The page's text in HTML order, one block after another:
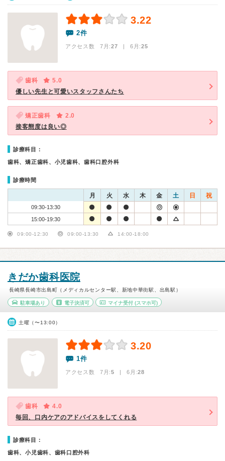
3.22
2件
アクセス数 7月:27 | 6月:25
歯科
5.0
優しい先生と可愛いスタッフさんたち
矯正歯科
2.0
接客態度は良い◎
診療科目：
歯科、矯正歯科、小児歯科、歯科口腔外科
診療時間
月 火 水 木 金 土 日 祝
09:30-13:30
15:00-19:30
09:00-12:30 09:00-13:30 14:00-18:00
きだか歯科医院
長崎県長崎市出島町（メディカルセンター駅、新地中華街駅、出島駅）
駐車場あり 電子決済可 マイナ受付 (スマホ可)
土曜（〜13:00）
3.20
1件
アクセス数 7月:5 | 6月:28
歯科
4.0
毎回、口内ケアのアドバイスをしてくれる
診療科目：
歯科、小児歯科、歯科口腔外科